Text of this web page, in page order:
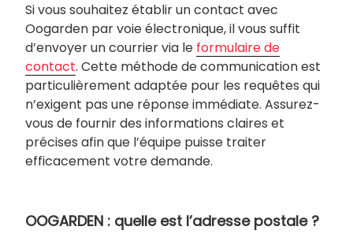
Si vous souhaitez établir un contact avec
Oogarden par voie électronique, il vous suffit
d’envoyer un courrier via le formulaire de
contact. Cette méthode de communication est
particulièrement adaptée pour les requêtes qui
n’exigent pas une réponse immédiate. Assurez-
vous de fournir des informations claires et
précises afin que l’équipe puisse traiter
efficacement votre demande.
OOGARDEN : quelle est l’adresse postale ?